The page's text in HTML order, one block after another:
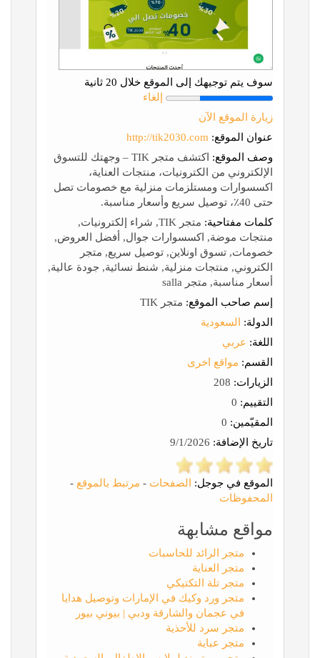
سوف يتم توجيهك إلى الموقع خلال 20 ثانية
إلغاء
زيارة الموقع الآن
عنوان الموقع: http://tik2030.com
وصف الموقع:
اكتشف متجر TIK – وجهتك للتسوق
الإلكتروني من الكترونيات، منتجات العناية،
اكسسوارات ومستلزمات منزلية مع خصومات تصل
حتى 40٪، توصيل سريع وأسعار مناسبة.
كلمات مفتاحية:
متجر TIK, شراء إلكترونيات,
منتجات موضة, اكسسوارات جوال, أفضل العروض,
خصومات, تسوق اونلاين, توصيل سريع, متجر
الكتروني, منتجات منزلية, شنط نسائية, جودة عالية,
أسعار مناسبة, متجر salla
إسم صاحب الموقع: متجر TIK
الدولة:
السعودية
اللغة: عربي
القسم: مواقع اخرى
الزيارات:
التقييم:
المقيّمين:
تاريخ الإضافة:
الموقع في جوجل: الصفحات - مرتبط بالموقع -
المحفوظات
مواقع مشابهة
متجر الرائد للحاسبات
متجر العناية
متجر تلة التكتيكي
متجر ورد وكيك في الإمارات وتوصيل هدايا
في عجمان والشارقة ودبي | بيوني بيور
متجر سرد للأحذية
متجر عباية